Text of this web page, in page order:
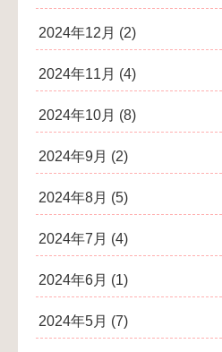
2024年12月 (2)
2024年11月 (4)
2024年10月 (8)
2024年9月 (2)
2024年8月 (5)
2024年7月 (4)
2024年6月 (1)
2024年5月 (7)